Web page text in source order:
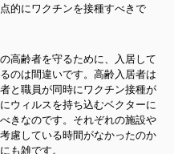
的にワクチンを接種すべきで
高齢者を守るために、入居して
のは間違いです。高齢入居者は
と職員が同時にワクチン接種が
ウィルスを持ち込むベクターに
きなのです。それぞれの施設や
慮している時間がなかったのか
も雑です。